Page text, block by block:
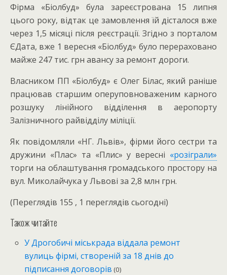
Фірма «Біолбуд» була зареєстрована 15 липня
цього року, відтак це замовлення їй дісталося вже
через 1,5 місяці після реєстрації. Згідно з порталом
ЄДата, вже 1 вересня «Біолбуд» було перераховано
майже 247 тис. грн авансу за ремонт дороги.
Власником ПП «Біолбуд» є Олег Білас, який раніше
працював старшим оперуповноваженим карного
розшуку лінійного відділення в аеропорту
Залізничного райвідділу міліції.
Як повідомляли «НГ. Львів», фірми його сестри та
дружини «Плас» та «Плис» у вересні «розіграли»
торги на облаштування громадського простору на
вул. Миколайчука у Львові за 2,8 млн грн.
(Переглядів 155 , 1 переглядів сьогодні)
Також читайте
У Дрогобичі міськрада віддала ремонт
вулиць фірмі, створеній за 18 днів до
підписання договорів (0)